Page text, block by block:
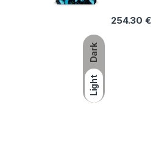
Dark
Light
254.30€